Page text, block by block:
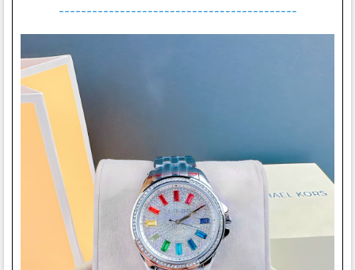
-------------------------------------------